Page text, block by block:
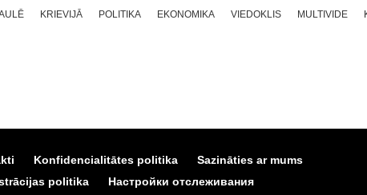
KRIEVIJĀ POLITIKA EKONOMIKA VIEDOKLIS MULTIVIDE
Konfidencialitātes politika
Sazināties ar mums
politika
Настройки отслеживания